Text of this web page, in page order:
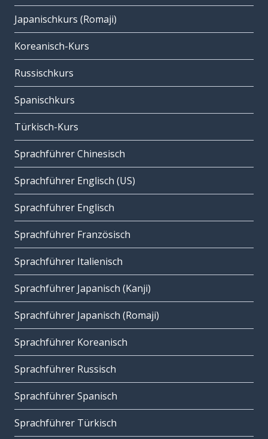
Japanischkurs (Romaji)
Koreanisch-Kurs
Russischkurs
Spanischkurs
Türkisch-Kurs
Sprachführer Chinesisch
Sprachführer Englisch (US)
Sprachführer Englisch
Sprachführer Französisch
Sprachführer Italienisch
Sprachführer Japanisch (Kanji)
Sprachführer Japanisch (Romaji)
Sprachführer Koreanisch
Sprachführer Russisch
Sprachführer Spanisch
Sprachführer Türkisch